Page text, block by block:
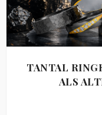
TANTAL
ALS